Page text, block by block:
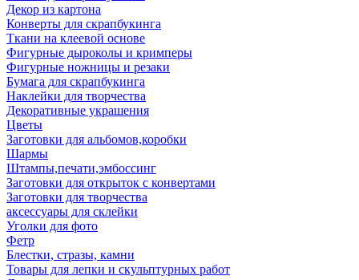
Декор из картона
Конверты для скрапбукинга
Ткани на клеевой основе
Фигурные дыроколы и кримперы
Фигурные ножницы и резаки
Бумага для скрапбукинга
Наклейки для творчества
Декоративные украшения
Цветы
Заготовки для альбомов,коробки
Шармы
Штампы,печати,эмбоссинг
Заготовки для открыток с конвертами
Заготовки для творчества
аксессуары для склейки
Уголки для фото
Фетр
Блестки, стразы, камни
Товары для лепки и скульптурных работ